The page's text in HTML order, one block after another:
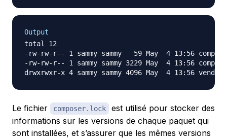
Output
total 12
-rw-rw-r-- 1 sammy sammy   59 May  4 13:56
-rw-rw-r-- 1 sammy sammy 3229 May  4 13:56
Le fichier composer.lock
est utilisé pour stocker des
informations sur les versions de chaque paquet qui
sont installées, et s’assurer que les mêmes versions